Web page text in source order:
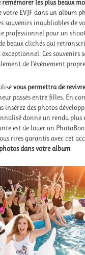
remémorer les plus beaux
votre EVJF dans un album
souvenirs inoubliables de
professionnel pour un
beaux clichés qui
Ces souvenirs
de l’événement
vous permettra de
passés entre filles. En
insérez des photos
donne un rendu plus
est de louer un
rires garantis avec cet
dans votre album.